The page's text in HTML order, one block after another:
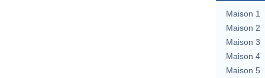
Maison 1
Maison 2
Maison 3
Maison 4
Maison 5